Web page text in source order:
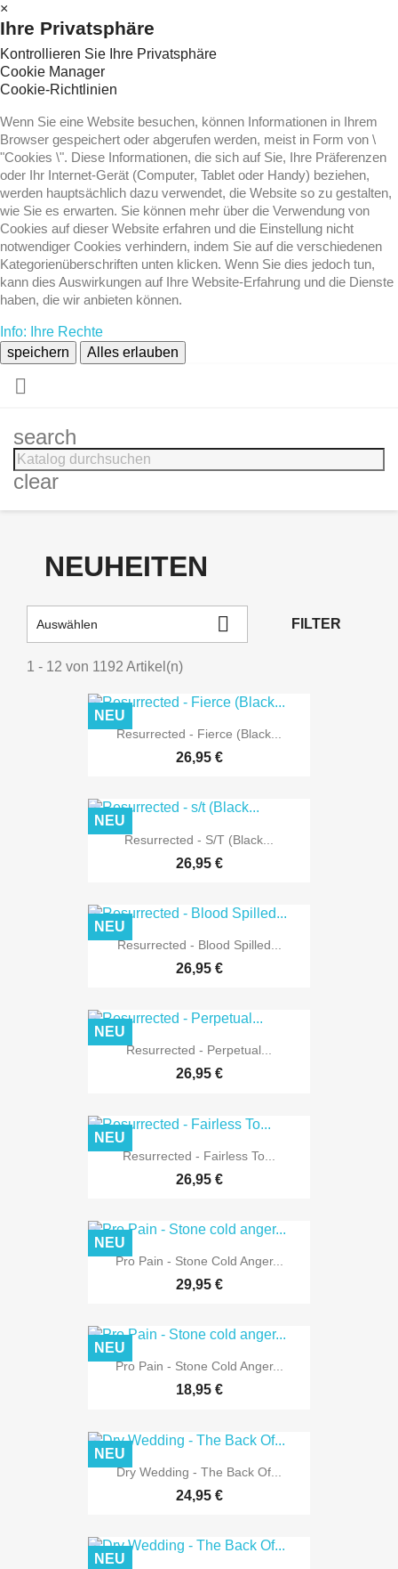
×
Ihre Privatsphäre
Kontrollieren Sie Ihre Privatsphäre
Cookie Manager
Cookie-Richtlinien
Wenn Sie eine Website besuchen, können Informationen in Ihrem
Browser gespeichert oder abgerufen werden, meist in Form von \
"Cookies \". Diese Informationen, die sich auf Sie, Ihre Präferenzen
oder Ihr Internet-Gerät (Computer, Tablet oder Handy) beziehen,
werden hauptsächlich dazu verwendet, die Website so zu gestalten,
wie Sie es erwarten. Sie können mehr über die Verwendung von
Cookies auf dieser Website erfahren und die Einstellung nicht
notwendiger Cookies verhindern, indem Sie auf die verschiedenen
Kategorienüberschriften unten klicken. Wenn Sie dies jedoch tun,
kann dies Auswirkungen auf Ihre Website-Erfahrung und die Dienste
haben, die wir anbieten können.
Info: Ihre Rechte
speichern
Alles erlauben

search
clear
NEUHEITEN
Auswählen  FILTER
1 - 12 von 1192 Artikel(n)
Resurrected - Fierce (Black...
26,95 €
NEU
Resurrected - S/t (Black...
26,95 €
NEU
Resurrected - Blood Spilled...
26,95 €
NEU
Resurrected - Perpetual...
26,95 €
NEU
Resurrected - Fairless To...
26,95 €
NEU
Pro Pain - Stone Cold Anger...
29,95 €
NEU
Pro Pain - Stone Cold Anger...
18,95 €
NEU
Dry Wedding - The Back Of...
24,95 €
NEU
NEU